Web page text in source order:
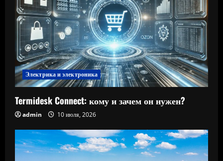
Электрика и электроника
Termidesk Connect: кому и зачем он нужен?
admin 10 июля, 2026